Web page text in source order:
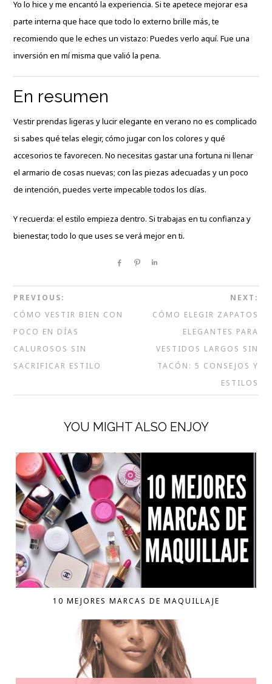
Yo lo hice y me encantó la experiencia. Si te apetece mejorar esa
parte interna que hace que todo lo externo brille más, te
recomiendo que le eches un vistazo:Puedes verlo aquí. Fue una
inversión en mí misma que valió la pena.
En resumen
Vestir prendas ligeras y lucir elegante en verano no es complicado
si sabes qué telas elegir, cómo jugar con los colores y qué
accesorios te favorecen. No necesitas gastar una fortuna ni llenar
el armario de cosas nuevas; con las piezas adecuadas y un poco
de intención, puedes verte impecable todos los días.
Y recuerda: el estilo empieza dentro. Si trabajas en tu confianza y
bienestar, todo lo que uses se verá mejor en ti.
Share Pin
PREVIOUS:
CÓMO VESTIR BIEN CON
POCO EN DÍAS
CALUROSOS SIN
SACRIFICAR ESTILO
NEXT:
CÓMO ELEGIR ZAPATOS
ELEGANTES PARA
VESTIDOS LARGOS SIN
TACÓN: 5 CONSEJOS Y
ESTILOS
YOU MIGHT ALSO ENJOY
10 MEJORES MARCAS DE MAQUILLAJE